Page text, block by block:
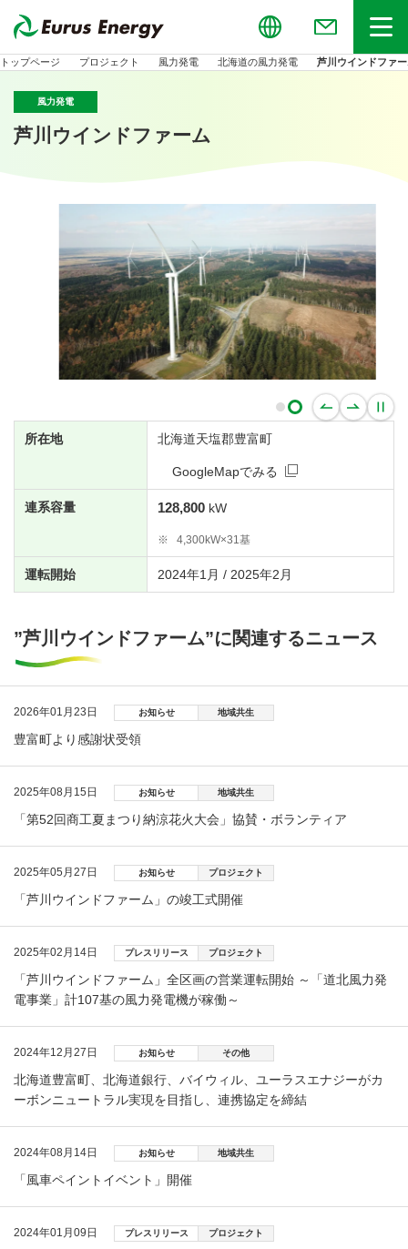
Globalお問い合わせメニュー
トップページ プロジェクト 風力発電 北海道の風力発電 芦川ウインドファ
風力発電
芦川ウインドファーム
所在地 北海道天塩郡豊富町
GoogleMapでみる
連系容量 128,800 kW
※ 4,300kW×31基
運転開始 2024年1月 / 2025年2月
”芦川ウインドファーム”に関連するニュース
2026年01月23日 お知らせ 地域共生
豊富町より感謝状受領
2025年08月15日 お知らせ 地域共生
「第52回商工夏まつり納涼花火大会」協賛・ボランティア
2025年05月27日 お知らせ プロジェクト
「芦川ウインドファーム」の竣工式開催
2025年02月14日 プレスリリース プロジェクト
「芦川ウインドファーム」全区画の営業運転開始 ～「道北風力発
電事業」計107基の風力発電機が稼働～
2024年12月27日 お知らせ その他
北海道豊富町、北海道銀行、バイウィル、ユーラスエナジーがカ
ーボンニュートラル実現を目指し、連携協定を締結
2024年08月14日 お知らせ 地域共生
「風車ペイントイベント」開催
2024年01月09日 プレスリリース プロジェクト